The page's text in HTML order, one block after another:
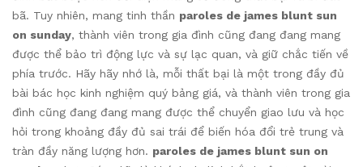
bã. Tuy nhiên, mang tinh thần paroles de james blunt sun
on sunday, thành viên trong gia đình cũng đang đang mang
được thể bảo trì động lực và sự lạc quan, và giữ chắc tiến về
phía trước. Hãy hãy nhớ là, mỗi thất bại là một trong đầy đủ
bài bác học kinh nghiệm quý bảng giá, và thành viên trong gia
đình cũng đang đang mang được thể chuyển giao lưu và học
hỏi trong khoảng đầy đủ sai trái để biến hóa đổi trẻ trung và
tràn đầy năng lượng hơn. paroles de james blunt sun on